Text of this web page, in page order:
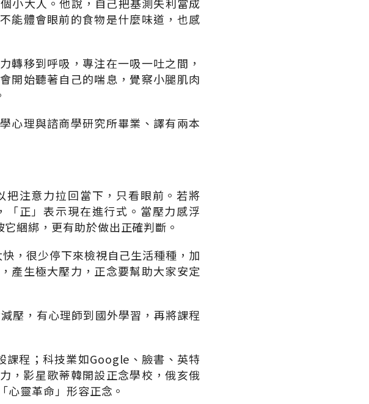
小大人。他說，自己把基測失利當成
能體會眼前的食物是什麼味道，也感
轉移到呼吸，專注在一吸一吐之間，
開始聽著自己的喘息，覺察小腿肌肉
心理與諮商學研究所畢業、譯有兩本
注意力拉回當下，只看眼前。若將
「正」表示現在進行式。當壓力感浮
綑綁，更有助於做出正確判斷。
，很少停下來檢視自己生活種種，加
產生極大壓力，正念要幫助大家安定
壓，有心理師到國外學習，再將課程
課程；科技業如Google、臉書、英特
，影星歌蒂韓開設正念學校，俄亥俄
心靈革命」形容正念。